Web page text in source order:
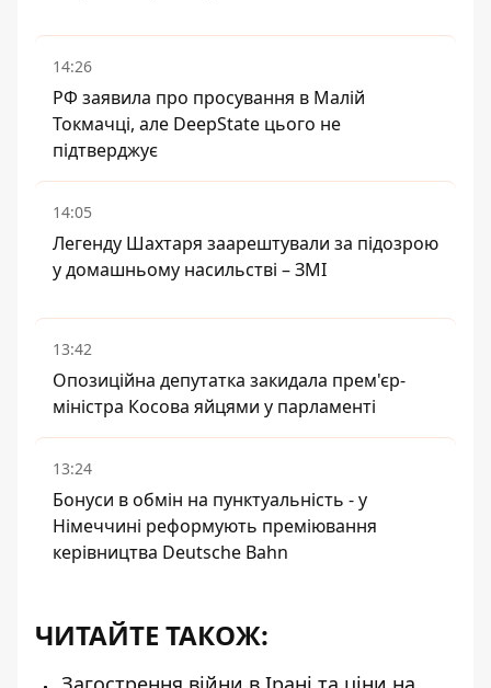
14:26
РФ заявила про просування в Малій
Токмачці, але DeepState цього не
підтверджує
14:05
Легенду Шахтаря заарештували за підозрою
у домашньому насильстві – ЗМІ
13:42
Опозиційна депутатка закидала прем'єр-
міністра Косова яйцями у парламенті
13:24
Бонуси в обмін на пунктуальність - у
Німеччині реформують преміювання
керівництва Deutsche Bahn
ЧИТАЙТЕ ТАКОЖ: